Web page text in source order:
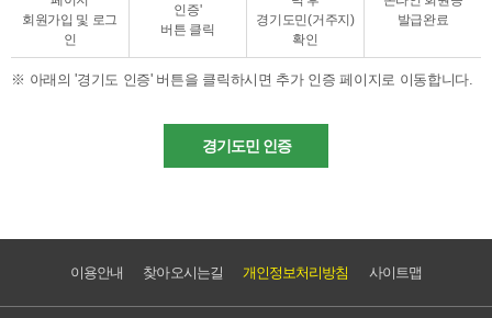
회원가입 및 로그
인
인증'
버튼 클릭
경기도민(거주지)
확인
발급완료
아래의 '경기도 인증' 버튼을 클릭하시면 추가 인증 페이지로 이동합니다.
경기도민 인증
이용안내 찾아오시는길 개인정보처리방침 사이트맵